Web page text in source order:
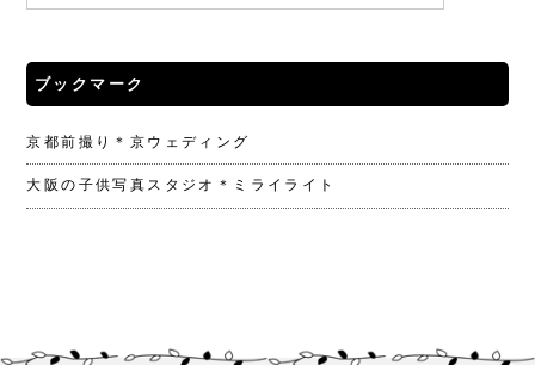
ブックマーク
京都前撮り＊京ウェディング
大阪の子供写真スタジオ＊ミライライト